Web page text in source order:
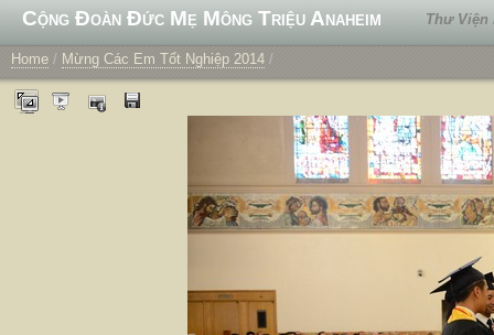
Cộng Đoàn Đức Mẹ Mông Triệu Anaheim Thư Viện
Home / Mừng Các Em Tốt Nghiệp 2014 /